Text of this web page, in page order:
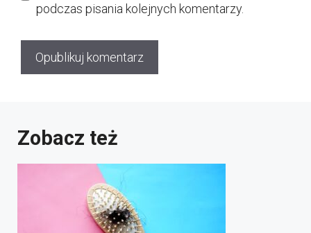
podczas pisania kolejnych komentarzy.
Zobacz też